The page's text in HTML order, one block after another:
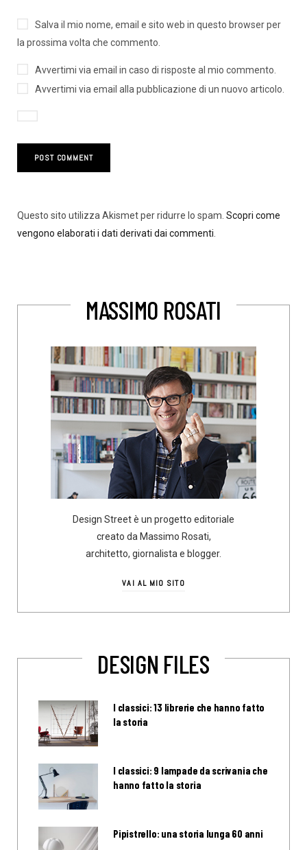
Salva il mio nome, email e sito web in questo browser per
la prossima volta che commento.
Avvertimi via email in caso di risposte al mio commento.
Avvertimi via email alla pubblicazione di un nuovo articolo.
Questo sito utilizza Akismet per ridurre lo spam. Scopri come
vengono elaborati i dati derivati dai commenti
MASSIMO ROSATI
Design Street è un progetto editoriale
creato da Massimo Rosati,
architetto, giornalista e blogger.
VAI AL MIO SITO
DESIGN FILES
I classici: 13 librerie che hanno fatto
la storia
I classici: 9 lampade da scrivania che
hanno fatto la storia
Pipistrello: una storia lunga 60 anni